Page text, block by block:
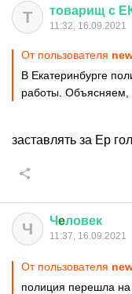
Т товарищ с
11:32, 16.09.2021
От пользователя
В Екатеринбурге
работы. Объясняем,
заставлять за Ер
Ч Чeловек
11:37, 16.09.2021
От пользователя
полиция перешла